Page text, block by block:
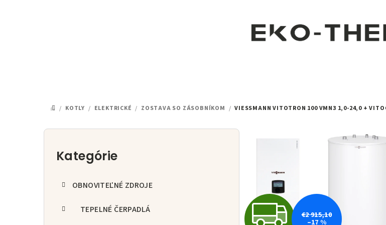
DOMOV
/ KOTLY / ELEKTRICKÉ / ZOSTAVA SO ZÁSOBNÍKOM / VIESSMANN VITOTRON 100 VMN3 1,0-24,0 +
B
Preskočiť
kategórie
Kategórie
OBNOVITEĽNÉ ZDROJE
TEPELNÉ ČERPADLÁ
Z€2 915,10
–17 %